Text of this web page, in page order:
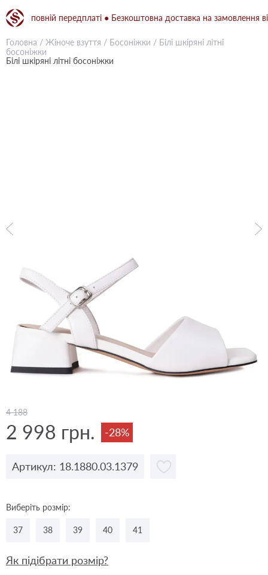
повній передплаті ● Безкоштовна доставка на замовлення від
Головна / Жіноче взуття / Босоніжки / Білі шкіряні літні
босоніжки
Білі шкіряні літні босоніжки
4 188
2 998 грн. -28%
Артикул: 18.1880.03.1379
Виберіть розмір:
37 38 39 40 41
Як підібрати розмір?